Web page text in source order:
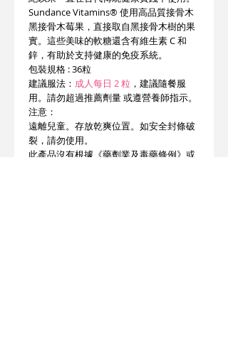
Sundance Vitamins® 使用高品質接骨木
黑接骨木莓果，直接取自黑接骨木樹的果
實。這些美味的軟糖還含有維生素 C 和
鋅，有助於支持健康的免疫系統。
包裝規格 : 36粒
建議服法： 成人每日 2 粒 ，建議隨餐服
用。請勿超過推薦劑量 或遵營養師指示。
注意：
遠離兒童。存放乾爽位置。如安全封條破
裂，請勿使用。
此產品沒有根據《藥劑業及毒藥條例》或